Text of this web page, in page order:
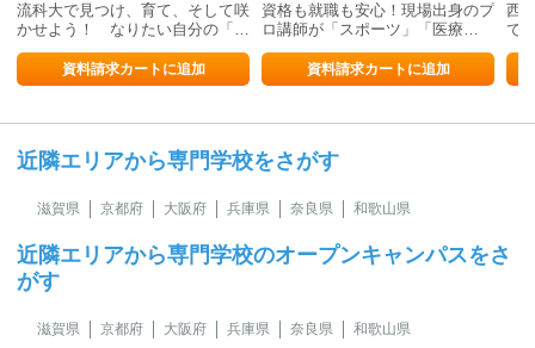
流科大で見つけ、育て、そして咲
かせよう！ なりたい自分の「…
資料請求カートに追加
資格も就職も安心！現場出身のプ
ロ講師が「スポーツ」「医療…
資料請求カートに追加
西
で
近隣エリアから専門学校をさがす
滋賀県 京都府 大阪府 兵庫県 奈良県 和歌山県
近隣エリアから専門学校のオープンキャンパスをさ
がす
滋賀県 京都府 大阪府 兵庫県 奈良県 和歌山県